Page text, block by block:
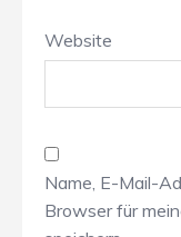
Website
Name, E-Mail-
Browser für